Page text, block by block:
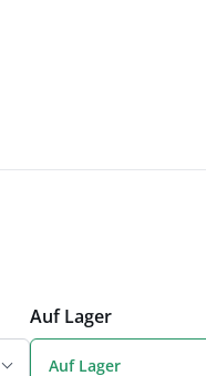
Auf Lager
Auf Lager